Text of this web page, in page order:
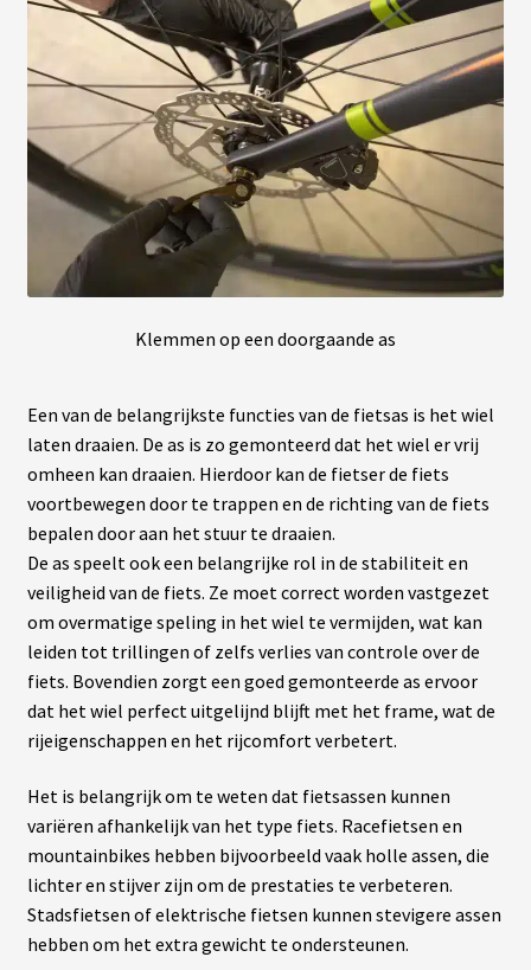
Klemmen op een doorgaande as
Een van de belangrijkste functies van de fietsas is het wiel
laten draaien. De as is zo gemonteerd dat het wiel er vrij
omheen kan draaien. Hierdoor kan de fietser de fiets
voortbewegen door te trappen en de richting van de fiets
bepalen door aan het stuur te draaien.
De as speelt ook een belangrijke rol in de stabiliteit en
veiligheid van de fiets. Ze moet correct worden vastgezet
om overmatige speling in het wiel te vermijden, wat kan
leiden tot trillingen of zelfs verlies van controle over de
fiets. Bovendien zorgt een goed gemonteerde as ervoor
dat het wiel perfect uitgelijnd blijft met het frame, wat de
rijeigenschappen en het rijcomfort verbetert.
Het is belangrijk om te weten dat fietsassen kunnen
variëren afhankelijk van het type fiets. Racefietsen en
mountainbikes hebben bijvoorbeeld vaak holle assen, die
lichter en stijver zijn om de prestaties te verbeteren.
Stadsfietsen of elektrische fietsen kunnen stevigere assen
hebben om het extra gewicht te ondersteunen.